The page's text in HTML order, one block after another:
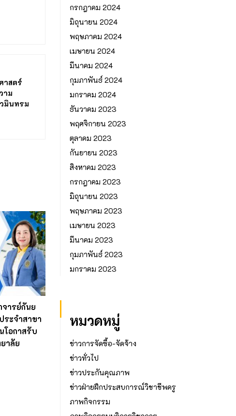
าสตร์
าม
มินทรม
ารย์กันย
ระจำสาขา
โอกาสรับ
าลัย
กรกฎาคม 2024
มิถุนายน 2024
พฤษภาคม 2024
เมษายน 2024
มีนาคม 2024
กุมภาพันธ์ 2024
มกราคม 2024
ธันวาคม 2023
พฤศจิกายน 2023
ตุลาคม 2023
กันยายน 2023
สิงหาคม 2023
กรกฎาคม 2023
มิถุนายน 2023
พฤษภาคม 2023
เมษายน 2023
มีนาคม 2023
กุมภาพันธ์ 2023
มกราคม 2023
หมวดหมู่
ข่าวการจัดซื้อ-จัดจ้าง
ข่าวทั่วไป
ข่าวประกันคุณภาพ
ข่าวฝ่ายฝึกประสบการณ์วิชาชีพครู
ภาพกิจกรรม